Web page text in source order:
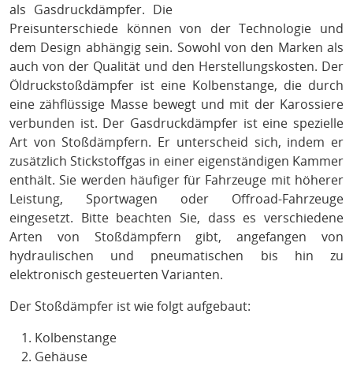
als Gasdruckdämpfer. Die
Preisunterschiede können von der Technologie und
dem Design abhängig sein. Sowohl von den Marken als
auch von der Qualität und den Herstellungskosten. Der
Öldruckstoßdämpfer ist eine Kolbenstange, die durch
eine zähflüssige Masse bewegt und mit der Karossiere
verbunden ist. Der Gasdruckdämpfer ist eine spezielle
Art von Stoßdämpfern. Er unterscheid sich, indem er
zusätzlich Stickstoffgas in einer eigenständigen Kammer
enthält. Sie werden häufiger für Fahrzeuge mit höherer
Leistung, Sportwagen oder Offroad-Fahrzeuge
eingesetzt. Bitte beachten Sie, dass es verschiedene
Arten von Stoßdämpfern gibt, angefangen von
hydraulischen und pneumatischen bis hin zu
elektronisch gesteuerten Varianten.
Der Stoßdämpfer ist wie folgt aufgebaut:
Kolbenstange
Gehäuse